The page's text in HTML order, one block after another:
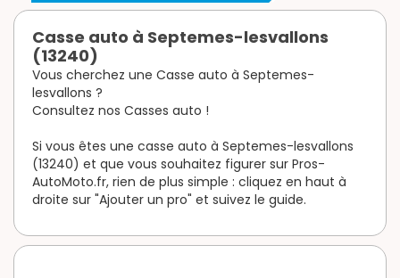
Casse auto à Septemes-lesvallons
(13240)
Vous cherchez une Casse auto à Septemes-
lesvallons ?
Consultez nos Casses auto !
Si vous êtes une casse auto à Septemes-lesvallons
(13240) et que vous souhaitez figurer sur Pros-
AutoMoto.fr, rien de plus simple : cliquez en haut à
droite sur "Ajouter un pro" et suivez le guide.